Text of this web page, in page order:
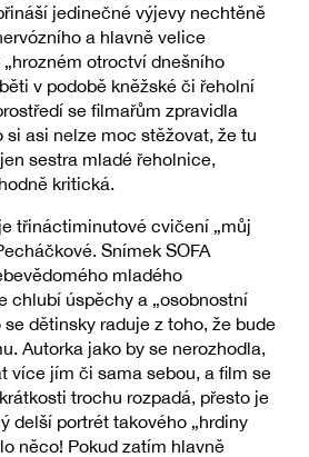
jedinečné výjevy nechtěně
a hlavně velice
otroctví dnešního
v podobě kněžské či řeholní
se filmařům zpravidla
si asi nelze moc stěžovat, že tu
sestra mladé řeholnice,
kritická.
třináctiminutové cvičení „můj
Snímek SOFA
mladého
chlubí úspěchy a „osobnostní
dětinsky raduje z toho, že bude
Autorka jako by se nerozhodla,
více jím či sama sebou, a film se
trochu rozpadá, přesto je
delší portrét takového „hrdiny
něco! Pokud zatím hlavně